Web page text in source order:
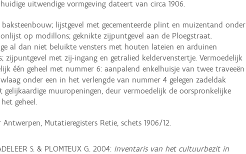
huidige uitwendige vormgeving dateert van circa 1906.
baksteenbouw; lijstgevel met gecementeerde plint en muizentand onder
op modillons; geknikte zijpuntgevel aan de Ploegstraat.
al dan niet beluikte vensters met houten lateien en arduinen
zijpuntgevel met zij-ingang en getralied keldervenstertje. Vermoedelijk
één geheel met nummer 6: aanpalend enkelhuisje van twee traveeën
onder een in het verlengde van nummer 4 gelegen zadeldak
gelijkaardige muuropeningen, deur vermoedelijk de oorspronkelijke
geheel.
Antwerpen, Mutatieregisters Retie, schets 1906/12.
S. & PLOMTEUX G. 2004: Inventaris van het cultuurbezit in